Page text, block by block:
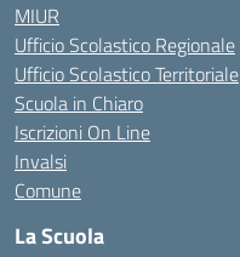
MIUR
Ufficio Scolastico Regionale
Ufficio Scolastico Territoriale
Scuola in Chiaro
Iscrizioni On Line
Invalsi
Comune
La Scuola